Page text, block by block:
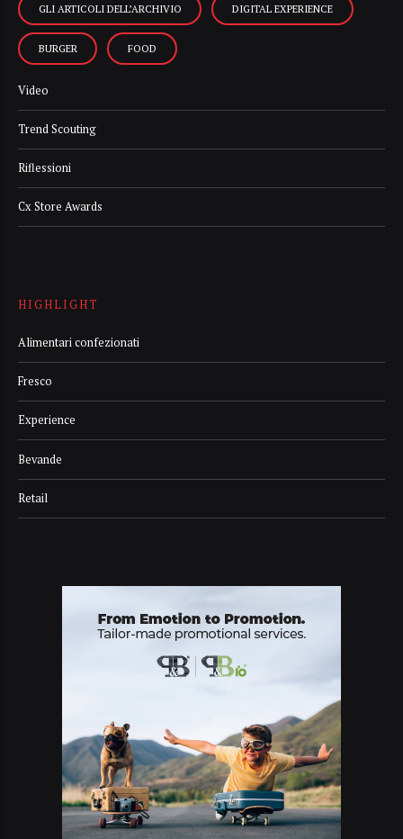
GLI ARTICOLI DELL’ARCHIVIO DIGITAL EXPERIENCE
BURGER FOOD
Video
Trend Scouting
Riflessioni
Cx Store Awards
HIGHLIGHT
Alimentari confezionati
Fresco
Experience
Bevande
Retail